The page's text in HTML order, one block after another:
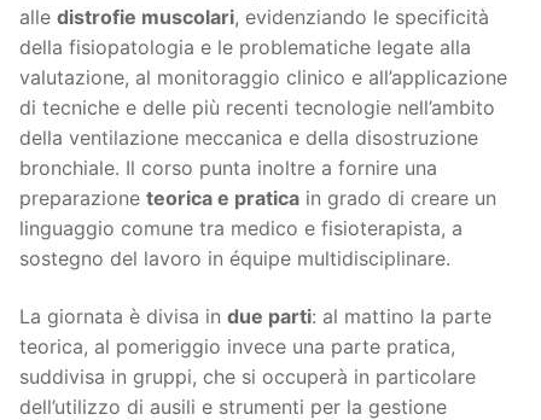
alle distrofie muscolari, evidenziando le specificità
della fisiopatologia e le problematiche legate alla
valutazione, al monitoraggio clinico e all’applicazione
di tecniche e delle più recenti tecnologie nell’ambito
della ventilazione meccanica e della disostruzione
bronchiale. Il corso punta inoltre a fornire una
preparazione teorica e pratica in grado di creare un
linguaggio comune tra medico e fisioterapista, a
sostegno del lavoro in équipe multidisciplinare.
La giornata è divisa in due parti: al mattino la parte
teorica, al pomeriggio invece una parte pratica,
suddivisa in gruppi, che si occuperà in particolare
dell’utilizzo di ausili e strumenti per la gestione